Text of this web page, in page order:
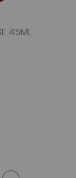
45ML